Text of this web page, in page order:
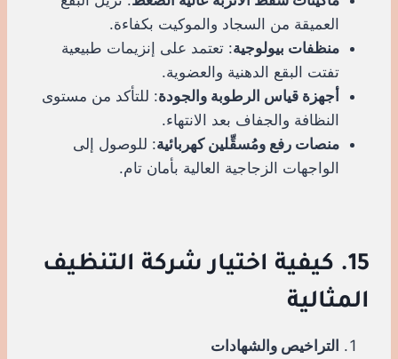
العميقة من السجاد والموكيت بكفاءة.
منظفات بيولوجية: تعتمد على إنزيمات طبيعية
تفتت البقع الدهنية والعضوية.
أجهزة قياس الرطوبة والجودة: للتأكد من مستوى
النظافة والجفاف بعد الانتهاء.
منصات رفع ومُسقِّلين كهربائية: للوصول إلى
الواجهات الزجاجية العالية بأمان تام.
15. كيفية اختيار شركة التنظيف
المثالية
التراخيص والشهادات